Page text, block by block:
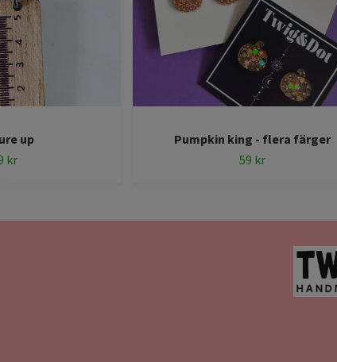
up
kr
Pumpkin king - flera färger
59 kr